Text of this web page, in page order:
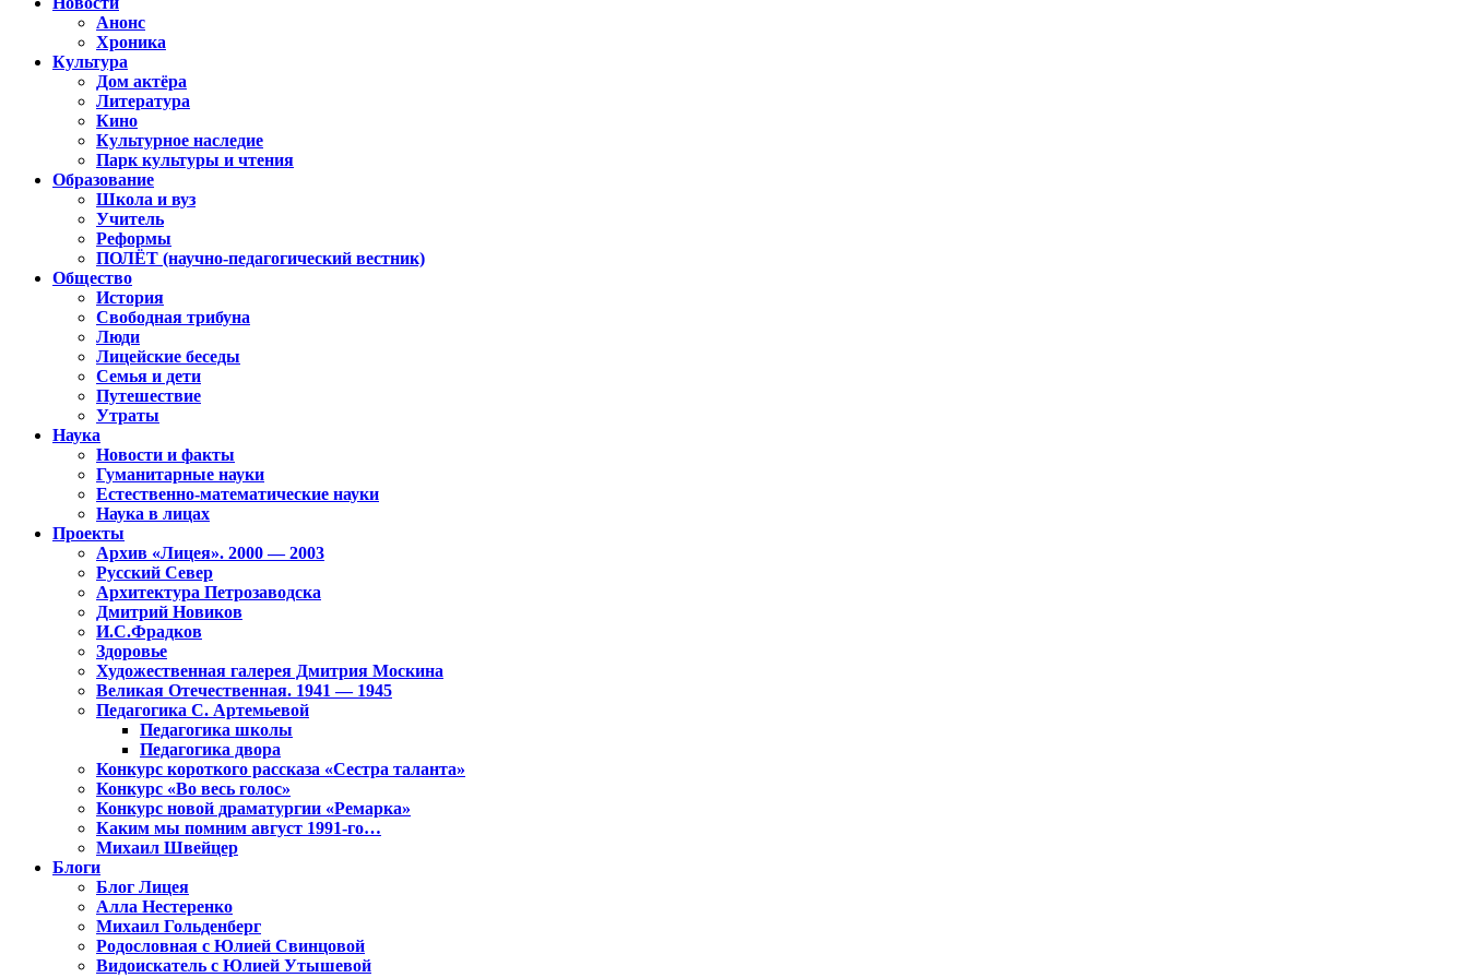
Анонс
Хроника
Культура
Дом актёра
Литература
Кино
Культурное наследие
Парк культуры и чтения
Образование
Школа и вуз
Учитель
Реформы
ПОЛЁТ (научно-педагогический вестник)
Общество
История
Свободная трибуна
Люди
Лицейские беседы
Семья и дети
Путешествие
Утраты
Наука
Новости и факты
Гуманитарные науки
Естественно-математические науки
Наука в лицах
Проекты
Архив «Лицея». 2000 — 2003
Русский Север
Архитектура Петрозаводска
Дмитрий Новиков
И.С.Фрадков
Здоровье
Художественная галерея Дмитрия Москина
Великая Отечественная. 1941 — 1945
Педагогика С. Артемьевой
Педагогика школы
Педагогика двора
Конкурс короткого рассказа «Сестра таланта»
Конкурс «Во весь голос»
Конкурс новой драматургии «Ремарка»
Каким мы помним август 1991-го…
Михаил Швейцер
Блоги
Блог Лицея
Алла Нестеренко
Михаил Гольденберг
Родословная с Юлией Свинцовой
Видоискатель с Юлией Утышевой